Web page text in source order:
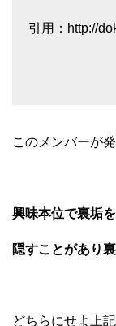
引用：http://
このメンバーが
興味本位で裏垢
隠すことがあり
どちらにせよ上